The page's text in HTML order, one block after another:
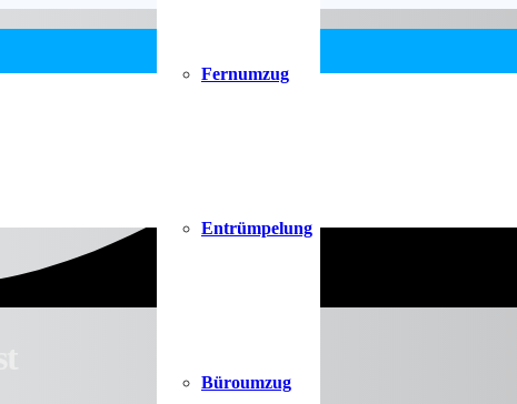
Fernumzug
Entrümpelung
Büroumzug